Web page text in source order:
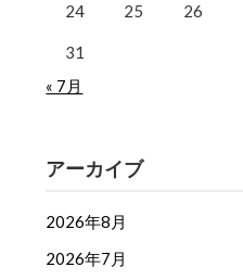
24 25 26
31
« 7月
アーカイブ
2026年8月
2026年7月